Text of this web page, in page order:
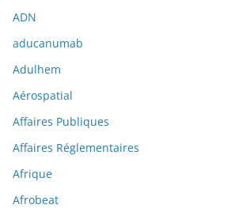
ADN
aducanumab
Adulhem
Aérospatial
Affaires Publiques
Affaires Réglementaires
Afrique
Afrobeat